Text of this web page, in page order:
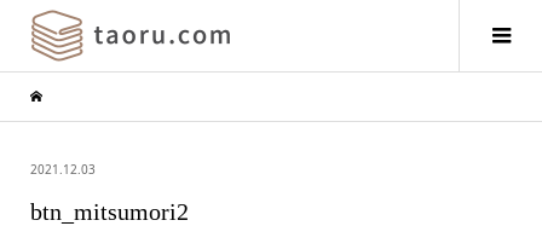
2021.12.03
btn_mitsumori2